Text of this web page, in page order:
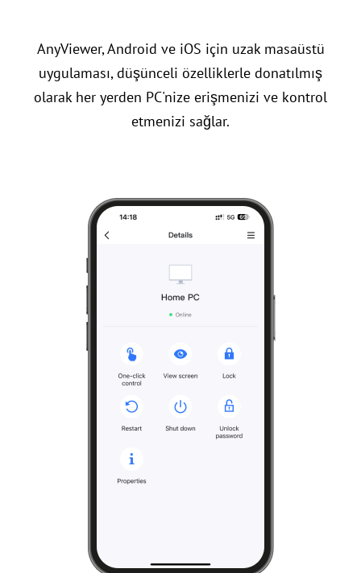
AnyViewer, Android ve iOS için uzak masaüstü
uygulaması, düşünceli özelliklerle donatılmış
olarak her yerden PC'nize erişmenizi ve kontrol
etmenizi sağlar.